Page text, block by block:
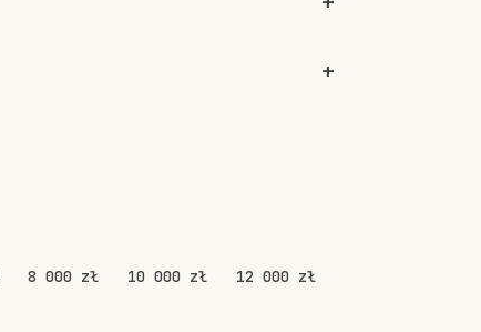
8 000 zł 10 000 zł 12 000 zł